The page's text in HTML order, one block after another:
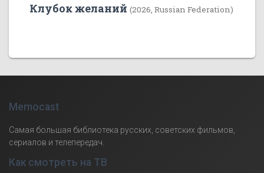
Клубок желаний (2026, Russian Federation)
Memocast
Самая большая библиотека русских, советских фильмов,
сериалов и телепередач.
Как смотреть на ТВ